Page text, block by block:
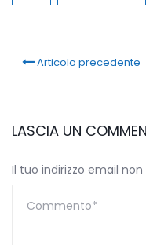
Articolo precedente
LASCIA UN
Il tuo indirizzo email